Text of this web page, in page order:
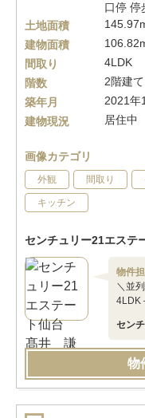
口停 停
土地面積
建物面積
間取り
4LDK
階数
2階建て
築年月
2021年
建物現況
居住中
画像カテゴリ
外観 間取り
キッチン
センチュリー21エステ
物件
＼並
4LDK
セン
物